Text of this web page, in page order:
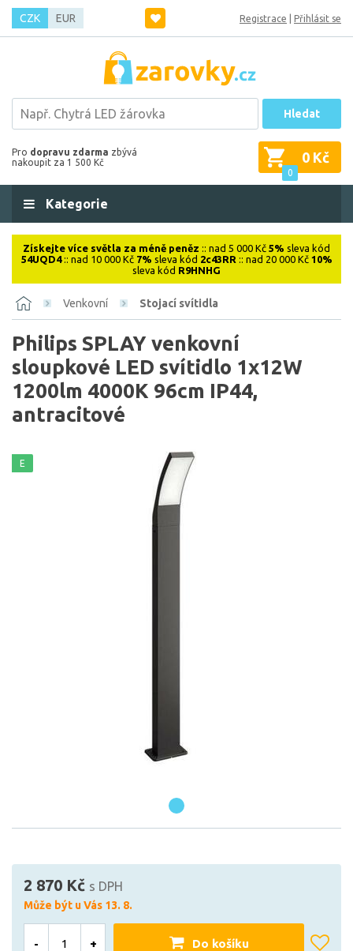
CZK EUR Registrace Přihlásit se
Hledat
Pro dopravu zdarma zbývá
nakoupit za 1 500 Kč
0
0 Kč
Kategorie
Získejte více světla za méně peněz :: nad 5 000 Kč 5% sleva kód
54UQD4:: nad 10 000 Kč 7% sleva kód 2c43RR :: nad 20 000 Kč 10%
sleva kód R9HNHG
Venkovní Stojací svítidla
Philips SPLAY venkovní
sloupkové LED svítidlo 1x12W
1200lm 4000K 96cm IP44,
antracitové
E
2 870 Kč s DPH
Může být u Vás 13. 8.
- + Do košíku